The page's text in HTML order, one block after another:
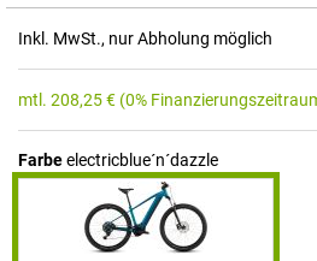
springen
Inkl. MwSt., nur Abholung möglich
mtl. 208,25€ (0%
Farbeelectricblue´n´dazzle